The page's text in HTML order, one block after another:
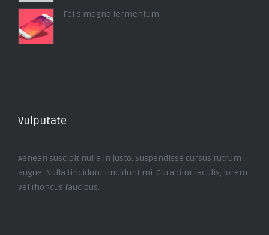
Felis magna fermentum
Vulputate
Aenean suscipit nulla in justo. Suspendisse cursus rutrum
augue. Nulla tincidunt tincidunt mi. Curabitur iaculis, lorem
vel rhoncus faucibus.